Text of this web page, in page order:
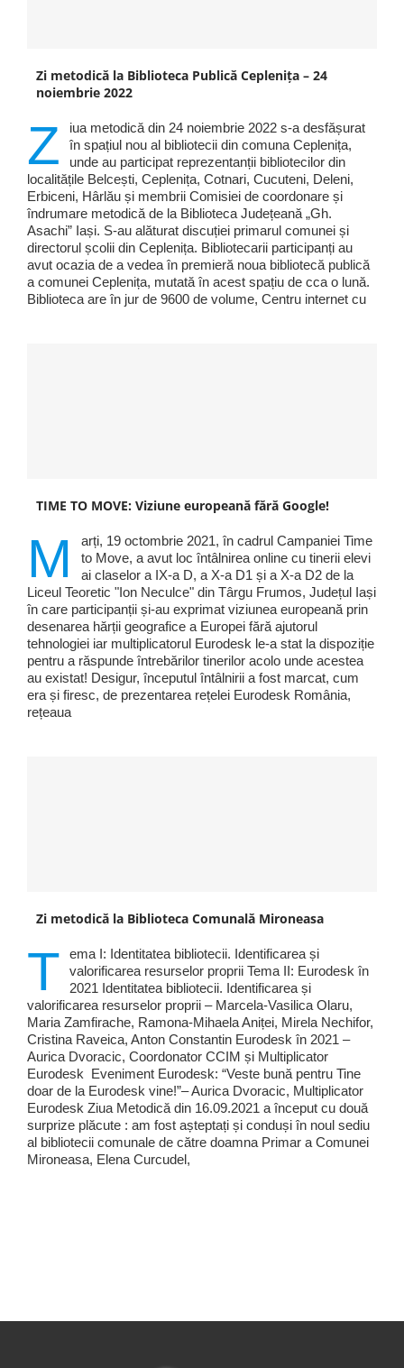
Zi metodică la Biblioteca Publică Ceplenița – 24
noiembrie 2022
Z
iua metodică din 24 noiembrie 2022 s-a desfășurat
în spațiul nou al bibliotecii din comuna Ceplenița,
unde au participat reprezentanții bibliotecilor din
localitățile Belcești, Ceplenița, Cotnari, Cucuteni, Deleni,
Erbiceni, Hârlău și membrii Comisiei de coordonare și
îndrumare metodică de la Biblioteca Județeană „Gh.
Asachi” Iași. S-au alăturat discuției primarul comunei și
directorul școlii din Ceplenița. Bibliotecarii participanți au
avut ocazia de a vedea în premieră noua bibliotecă publică
a comunei Ceplenița, mutată în acest spațiu de cca o lună.
Biblioteca are în jur de 9600 de volume, Centru internet cu
TIME TO MOVE: Viziune europeană fără Google!
M
arți, 19 octombrie 2021, în cadrul Campaniei Time
to Move, a avut loc întâlnirea online cu tinerii elevi
ai claselor a IX-a D, a X-a D1 și a X-a D2 de la
Liceul Teoretic "Ion Neculce" din Târgu Frumos, Județul Iași
în care participanții și-au exprimat viziunea europeană prin
desenarea hărții geografice a Europei fără ajutorul
tehnologiei iar multiplicatorul Eurodesk le-a stat la dispoziție
pentru a răspunde întrebărilor tinerilor acolo unde acestea
au existat! Desigur, începutul întâlnirii a fost marcat, cum
era și firesc, de prezentarea rețelei Eurodesk România,
rețeaua
Zi metodică la Biblioteca Comunală Mironeasa
T
ema I: Identitatea bibliotecii. Identificarea și
valorificarea resurselor proprii Tema II: Eurodesk în
2021 Identitatea bibliotecii. Identificarea și
valorificarea resurselor proprii – Marcela-Vasilica Olaru,
Maria Zamfirache, Ramona-Mihaela Aniței, Mirela Nechifor,
Cristina Raveica, Anton Constantin Eurodesk în 2021 –
Aurica Dvoracic, Coordonator CCIM și Multiplicator
Eurodesk Eveniment Eurodesk: “Veste bună pentru Tine
doar de la Eurodesk vine!”– Aurica Dvoracic, Multiplicator
Eurodesk Ziua Metodică din 16.09.2021 a început cu două
surprize plăcute : am fost așteptați și conduși în noul sediu
al bibliotecii comunale de către doamna Primar a Comunei
Mironeasa, Elena Curcudel,